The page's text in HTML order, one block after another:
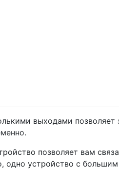
выходами позволяет
позволяет вам
одно устройство с